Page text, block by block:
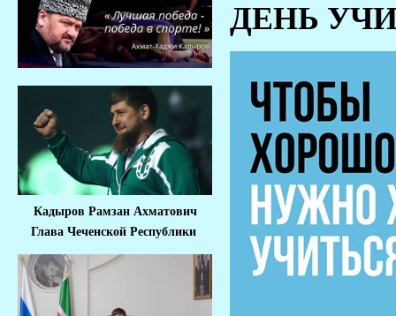
Кадыров Рамзан Ахматович
Глава Чеченской Республики
ДЕНЬ